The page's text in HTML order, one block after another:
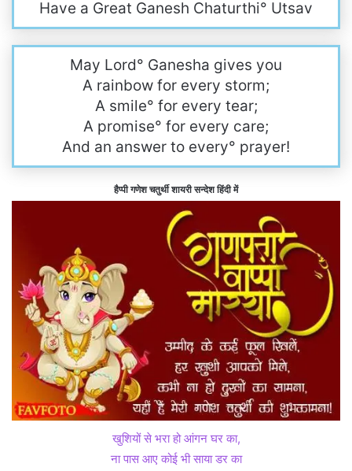
Have a Great Ganesh Chaturthi° Utsav
May Lord° Ganesha gives you
A rainbow for every storm;
A smile° for every tear;
A promise° for every care;
And an answer to every° prayer!
हैप्पी गणेश चतुर्थी शायरी सन्देश हिंदी में
खुशियों से भरा हो आंगन घर का,
ना पास आए कोई भी साया डर का